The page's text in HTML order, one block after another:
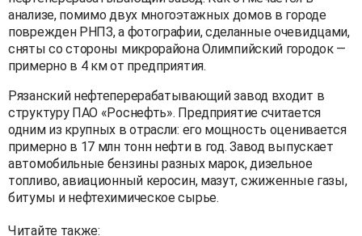
анализе, помимо двух многоэтажных домов в городе
поврежден РНПЗ, а фотографии, сделанные очевидцами,
сняты со стороны микрорайона Олимпийский городок —
примерно в 4 км от предприятия.
Рязанский нефтеперерабатывающий завод входит в
структуру ПАО «Роснефть». Предприятие считается
одним из крупных в отрасли: его мощность оценивается
примерно в 17 млн тонн нефти в год. Завод выпускает
автомобильные бензины разных марок, дизельное
топливо, авиационный керосин, мазут, сжиженные газы,
битумы и нефтехимическое сырье.
Читайте также: